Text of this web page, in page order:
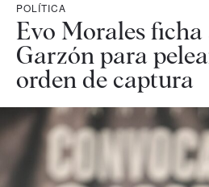
POLÍTICA
Evo Morales
Garzón para
orden de captura